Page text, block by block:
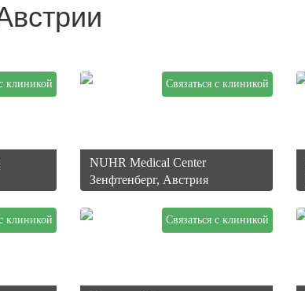
клиникой Связаться с клиникой
NUHR Medical Center
Зенфтенберг, Австрия
клиникой Связаться с клиникой